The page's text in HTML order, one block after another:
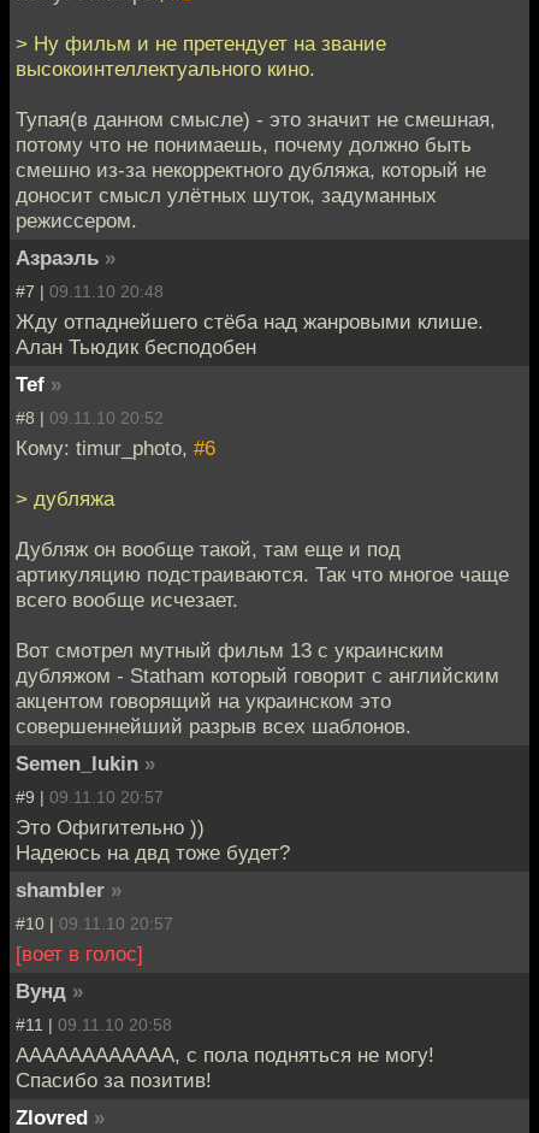
> Ну фильм и не претендует на звание
высокоинтеллектуального кино.
Тупая(в данном смысле) - это значит не смешная,
потому что не понимаешь, почему должно быть
смешно из-за некорректного дубляжа, который не
доносит смысл улётных шуток, задуманных
режиссером.
Азраэль »
#7 | 09.11.10 20:48
Жду отпаднейшего стёба над жанровыми клише.
Алан Тьюдик бесподобен
Tef »
#8 | 09.11.10 20:52
Кому: timur_photo, #6
> дубляжа
Дубляж он вообще такой, там еще и под
артикуляцию подстраиваются. Так что многое чаще
всего вообще исчезает.
Вот смотрел мутный фильм 13 с украинским
дубляжом - Statham который говорит с английским
акцентом говорящий на украинском это
совершеннейший разрыв всех шаблонов.
Semen_lukin »
#9 | 09.11.10 20:57
Это Офигительно ))
Надеюсь на двд тоже будет?
shambler »
#10 | 09.11.10 20:57
[воет в голос]
Вунд »
#11 | 09.11.10 20:58
АААААААААААА, с пола подняться не могу!
Спасибо за позитив!
Zlovred »